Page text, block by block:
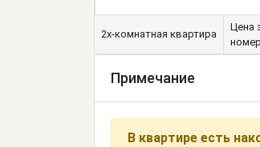
2х-комнатная квартира
Цена
номер
Примечание
В квартире есть